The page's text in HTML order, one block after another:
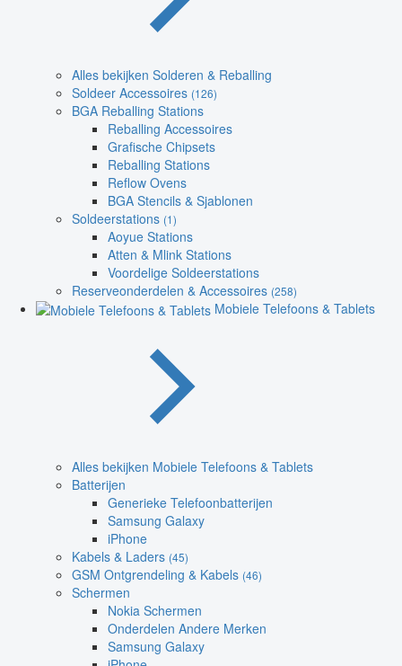
Alles bekijken Solderen & Reballing
Soldeer Accessoires (126)
BGA Reballing Stations
Reballing Accessoires
Grafische Chipsets
Reballing Stations
Reflow Ovens
BGA Stencils & Sjablonen
Soldeerstations (1)
Aoyue Stations
Atten & Mlink Stations
Voordelige Soldeerstations
Reserveonderdelen & Accessoires (258)
Mobiele Telefoons & Tablets
Alles bekijken Mobiele Telefoons & Tablets
Batterijen
Generieke Telefoonbatterijen
Samsung Galaxy
iPhone
Kabels & Laders (45)
GSM Ontgrendeling & Kabels (46)
Schermen
Nokia Schermen
Onderdelen Andere Merken
Samsung Galaxy